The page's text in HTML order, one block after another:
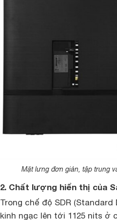
Mặt lưng đơn giản, tập trung
2. Chất lượng hiển thị của
Trong chế độ SDR (Standard
kinh ngạc lên tới 1125 nits ở